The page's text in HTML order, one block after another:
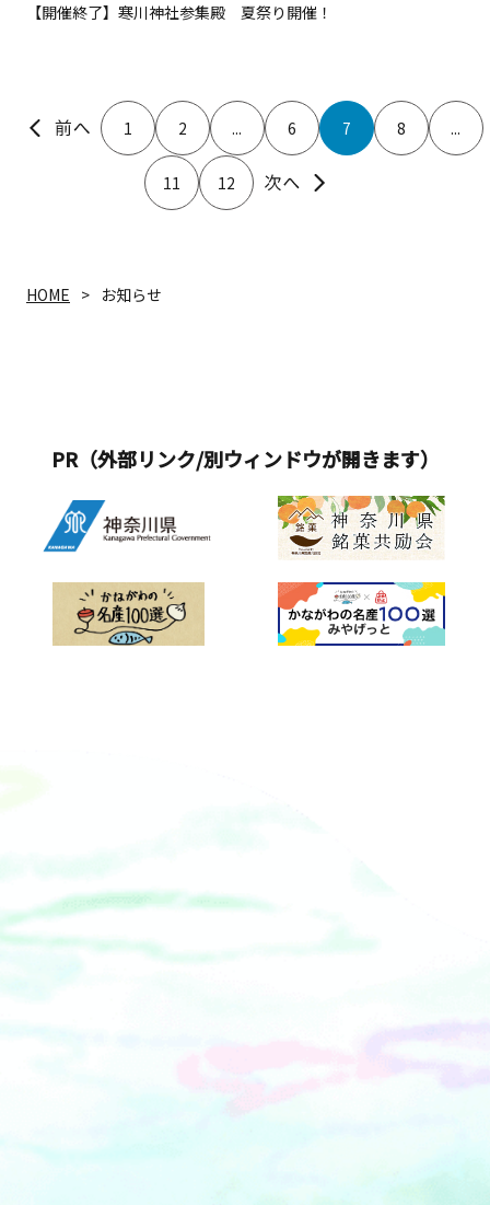
【開催終了】寒川神社参集殿 夏祭り開催！
1 2 ... 6 7 8 ...
11 12
HOME お知らせ
PR（外部リンク/別ウィンドウが開きます）